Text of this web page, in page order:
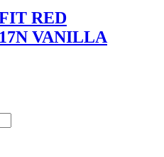
RED
VANILLA